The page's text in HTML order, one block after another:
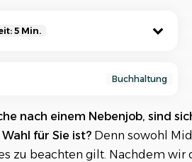
5 Min.
oder Minijob?
eines Minijobs
Buchhaltung
nach einem Nebenjob, sind
für Sie ist? Denn sowohl
zu beachten gilt. Nachdem wir